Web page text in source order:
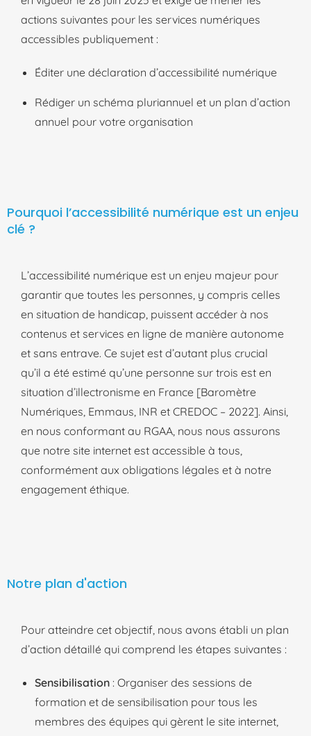
actions suivantes pour les services numériques
accessibles publiquement :
Éditer une déclaration d’accessibilité numérique
Rédiger un schéma pluriannuel et un plan d’action
annuel pour votre organisation
Pourquoi l’accessibilité numérique est un enjeu
clé ?
L’accessibilité numérique est un enjeu majeur pour
garantir que toutes les personnes, y compris celles
en situation de handicap, puissent accéder à nos
contenus et services en ligne de manière autonome
et sans entrave. Ce sujet est d’autant plus crucial
qu’il a été estimé qu’une personne sur trois est en
situation d’illectronisme en France [Baromètre
Numériques, Emmaus, INR et CREDOC – 2022]. Ainsi,
en nous conformant au RGAA, nous nous assurons
que notre site internet est accessible à tous,
conformément aux obligations légales et à notre
engagement éthique.
Notre plan d'action
Pour atteindre cet objectif, nous avons établi un plan
d’action détaillé qui comprend les étapes suivantes :
Sensibilisation : Organiser des sessions de
formation et de sensibilisation pour tous les
membres des équipes qui gèrent le site internet,